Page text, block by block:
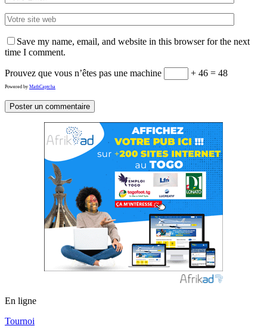
Save my name, email, and website in this browser for the next
time I comment.
Prouvez que vous n’êtes pas une machine + 46 = 48
Powered by MathCaptcha
En ligne
Tournoi